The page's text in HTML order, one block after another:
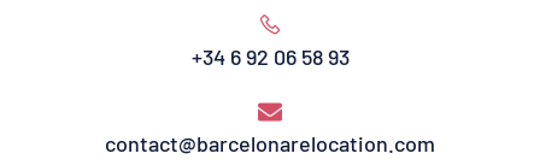
+34 6 92 06 58 93
contact@barcelonarelocation.com